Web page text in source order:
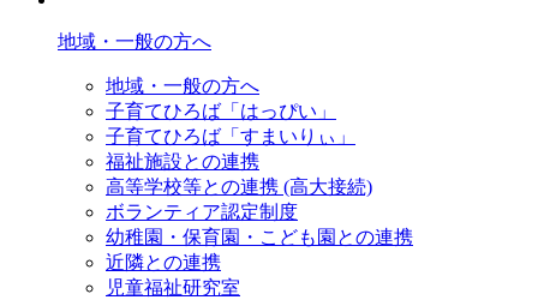
地域・一般の方へ
地域・一般の方へ
子育てひろば「はっぴい」
子育てひろば「すまいりぃ」
福祉施設との連携
高等学校等との連携 (高大接続)
ボランティア認定制度
幼稚園・保育園・こども園との連携
近隣との連携
児童福祉研究室